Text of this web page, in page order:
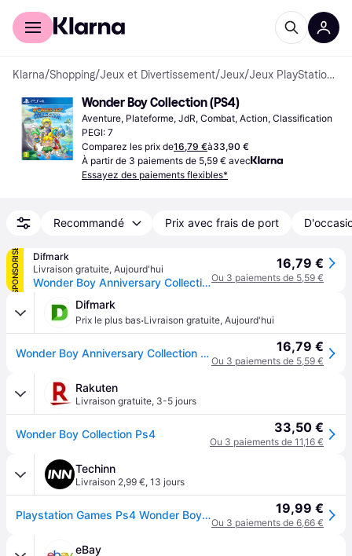
Acheter avec Klarna
Klarna/Shopping/Jeux et Divertissement/Jeux/ Jeux PlayStation 4
Wonder Boy Collection (PS4)
Aventure, Plateforme, JdR, Combat, Action, Classification
PEGI: 7
Comparez les prix de16,79 €à33,90 €
À partir de 3 paiements de 5,59 € avec
Essayez des paiements flexibles*
Recommandé Prix avec frais de port
SPONSORISÉ
Difmark
Livraison gratuite, Aujourd'hui
Wonder Boy Anniversary Collection (PS4)
16,79 €
Ou 3 paiements de 5,59 €
Difmark
Prix le plus bas·Livraison gratuite, Aujourd'hui
Wonder Boy Anniversary Collection (PS4) 16,79 €
Ou 3 paiements de 5,59 €
Rakuten
Livraison gratuite, 3-5 jours
Wonder Boy Collection Ps4 33,50 €
Ou 3 paiements de 11,16 €
Techinn
Livraison 2,99 €, 13 jours
Playstation Games Ps4 Wonder Boy Collection Multicolore PAL 19,99 €
Ou 3 paiements de 6,66 €
eBay